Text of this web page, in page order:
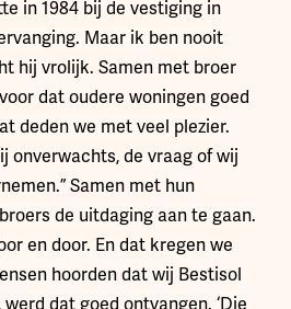
in 1984 bij de vestiging in
Maar ik ben nooit
hij vrolijk. Samen met broer
dat oudere woningen goed
deden we met veel plezier.
onverwachts, de vraag of wij
Samen met hun
de uitdaging aan te gaan.
en door. En dat kregen we
hoorden dat wij Bestisol
dat goed ontvangen. ‘Die